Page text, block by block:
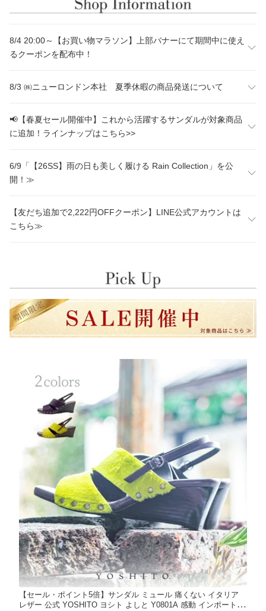
8/4 20:00～【お買い物マラソン】上部バナーにて期間中に使え
るクーポンを配布中！
8/3 ㈱ニューロンドン本社 夏季休暇の商品発送について
📢【春夏セール開催中】これから活躍するサンダルが対象商品
に追加！ラインナップはこちら>>
6/9「【26SS】雨の日も美しく履ける Rain Collection」を公
開！≫
【友だち追加で2,222円OFFクーポン】LINE公式アカウントは
こちら≫
【セール・ポイント5倍】サンダル ミュール 痛くない イタリア
レザー 公式 YOSHITO ヨシト よしと Y0801A 感動 インポート 革